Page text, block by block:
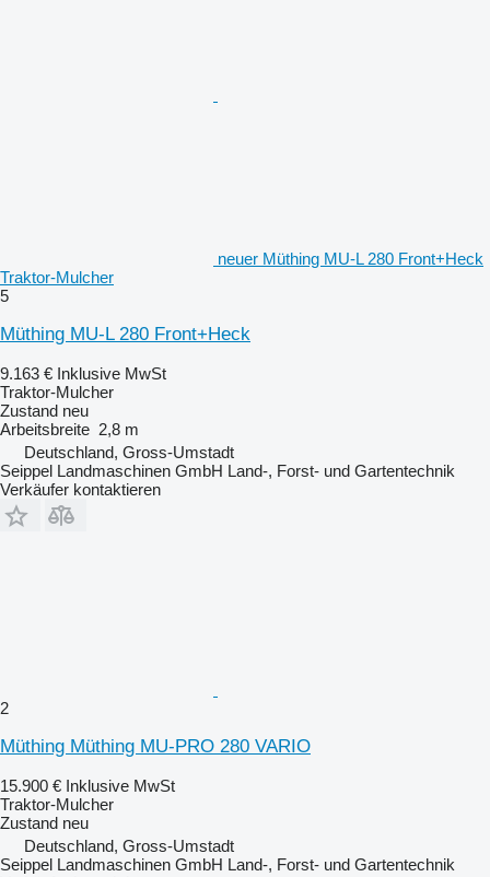
neuer Müthing MU-L 280 Front+Heck
Traktor-Mulcher
5
Müthing MU-L 280 Front+Heck
9.163 € Inklusive MwSt
Traktor-Mulcher
Zustand neu
Arbeitsbreite 2,8 m
Deutschland, Gross-Umstadt
Seippel Landmaschinen GmbH Land-, Forst- und Gartentechnik
Verkäufer kontaktieren
2
Müthing Müthing MU-PRO 280 VARIO
15.900 € Inklusive MwSt
Traktor-Mulcher
Zustand neu
Deutschland, Gross-Umstadt
Seippel Landmaschinen GmbH Land-, Forst- und Gartentechnik